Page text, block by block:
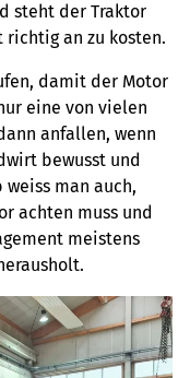
steht der Traktor
an zu kosten.
damit der Motor
eine von vielen
anfallen, wenn
bewusst und
man auch,
achten muss und
meistens